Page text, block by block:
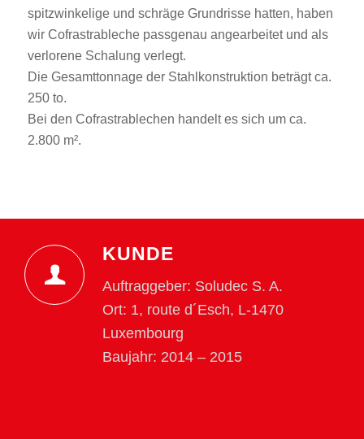
spitzwinkelige und schräge Grundrisse hatten, haben
wir Cofrastrableche passgenau angearbeitet und als
verlorene Schalung verlegt.
Die Gesamttonnage der Stahlkonstruktion beträgt ca.
250 to.
Bei den Cofrastrablechen handelt es sich um ca.
2.800 m².
KUNDE
Auftraggeber: Soludec S. A.
Ort: 1, route d´Esch, L-1470
Luxembourg
Baujahr: 2014 – 2015